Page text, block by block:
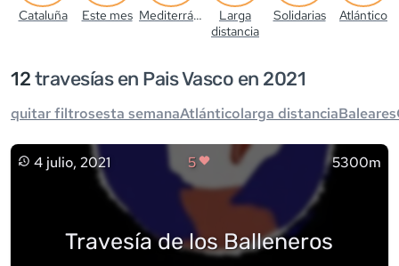
Cataluña Este mes Mediterráneo
Larga
distancia
Solidarias Atlántico
12 travesías en Pais Vasco en 2021
quitar filtrosesta semanaAtlánticolarga distanciaBaleares
4 julio, 2021 5 5300m
Travesía de los Balleneros